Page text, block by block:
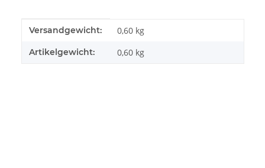
Produkteigenschaft
Wert
Versandgewicht: 0,60 kg
Artikelgewicht: 0,60 kg